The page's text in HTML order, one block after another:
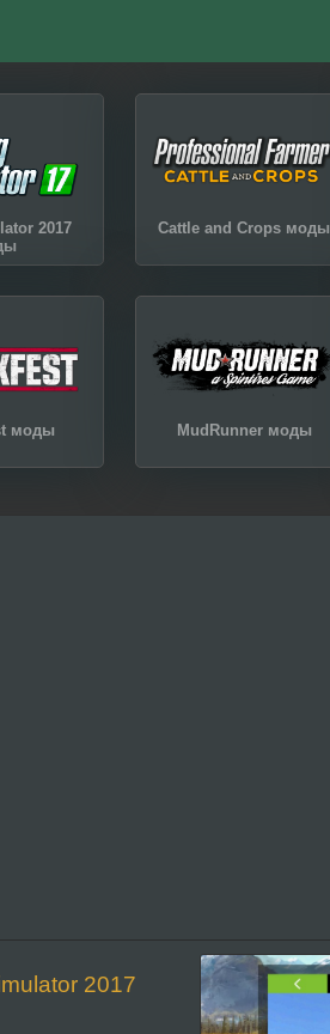
2017
Cattle and Crops моды
моды MudRunner моды
2017